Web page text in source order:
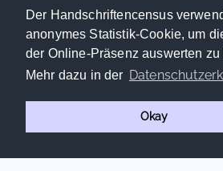
Der Handschriftencensus
anonymes Statistik-Cookie, um
der Online-Präsenz auswerten zu
Mehr dazu in der
Okay